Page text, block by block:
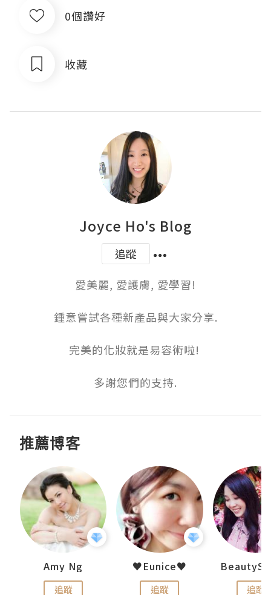
0個讚好
收藏
Joyce Ho's Blog
追蹤
愛美麗, 愛護膚, 愛學習!
鍾意嘗試各種新產品與大家分享.
完美的化妝就是易容術啦!
多謝您們的支持.
推薦博客
Amy Ng
追蹤
♥Eunice♥
追蹤 追蹤